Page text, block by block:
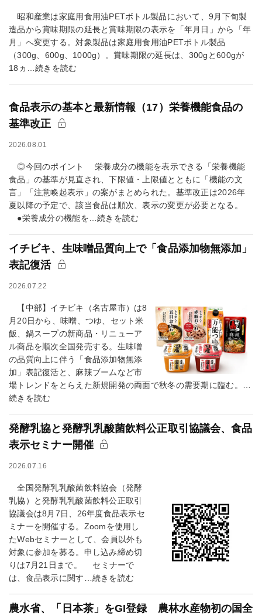
昭和産業は家庭用食用油PETボトル製品において、9月下旬製
造品から賞味期限の延長と賞味期限の表示を「年月日」から「年
月」へ変更する。対象製品は家庭用食用油PETボトル製品
（300g、600g、1000g）。賞味期限の延長は、300gと600gが
18ヵ…続きを読む
食品表示の基本と最新情報（17）栄養機能食品の
基準改正
2026.08.01
◎今回のポイント 栄養成分の機能を表示できる「栄養機能
食品」の基準が見直され、下限値・上限値とともに「機能の文
言」「注意喚起表示」の案がまとめられた。基準改正は2026年
夏以降の予定で、該当食品は順次、表示の変更が必要となる。
●栄養成分の機能を…続きを読む
イチビキ、生味噌品質向上で「食品添加物無添加」
表記復活
2026.07.22
【中部】イチビキ（名古屋市）は8
月20日から、味噌、つゆ、セット米
飯、鍋スープの新商品・リニューア
ル商品を順次全国発売する。生味噌
の品質向上に伴う「食品添加物無添
加」表記復活と、麻辣ブームなど市
場トレンドをとらえた新規開発の両面で秋冬の需要期に臨む。…
続きを読む
発酵乳協と発酵乳乳酸菌飲料公正取引協議会、食品
表示セミナー開催
2026.07.16
全国発酵乳乳酸菌飲料協会（発酵
乳協）と発酵乳乳酸菌飲料公正取引
協議会は8月7日、26年度食品表示セ
ミナーを開催する。Zoomを使用し
たWebセミナーとして、会員以外も
対象に参加を募る。申し込み締め切
りは7月21日まで。 セミナーで
は、食品表示に関す…続きを読む
農水省、「日本茶」をGI登録 農林水産物初の国全